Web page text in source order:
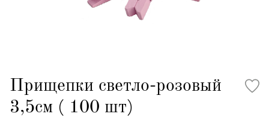
Прищепки светло-розовый
3,5см ( 100 шт)